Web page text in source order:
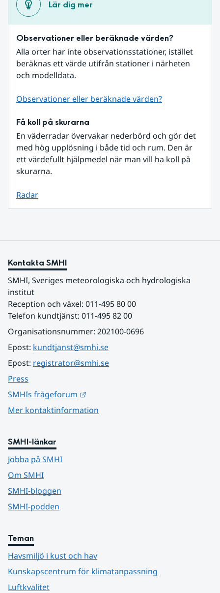
Lär dig mer
Observationer eller beräknade värden?
Alla orter har inte observationsstationer, istället
beräknas ett värde utifrån stationer i närheten
och modelldata.
Observationer eller beräknade värden?
Få koll på skurarna
En väderradar övervakar nederbörd och gör det
med hög upplösning i både tid och rum. Den är
ett värdefullt hjälpmedel när man vill ha koll på
skurarna.
Radar
Kontakta SMHI
SMHI, Sveriges meteorologiska och hydrologiska
institut
Reception och växel: 011-495 80 00
Telefon kundtjänst: 011-495 82 00
Organisationsnummer: 202100-0696
Epost: kundtjanst@smhi.se
Epost: registrator@smhi.se
Press
SMHIs frågeforum
Mer kontaktinformation
SMHI-länkar
Jobba på SMHI
Om SMHI
SMHI-bloggen
SMHI-podden
Teman
Havsmiljö i kust och hav
Kunskapscentrum för klimatanpassning
Luftkvalitet